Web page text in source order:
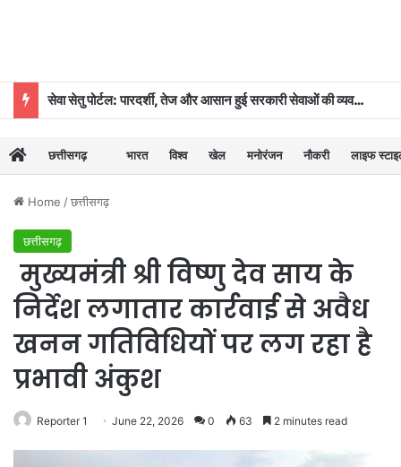
सेवा सेतु पोर्टल: पारदर्शी, तेज और आसान हुई सरकारी सेवाओं की व्यवस्था
छत्तीसगढ़ भारत विश्व खेल मनोरंजन नौकरी लाइफ
Home /छत्तीसगढ़
छत्तीसगढ़
मुख्यमंत्री श्री विष्णु देव साय के
निर्देश लगातार कार्रवाई से अवैध
खनन गतिविधियों पर लग रहा है
प्रभावी अंकुश
Reporter 1 June 22, 2026 0 63 2 minutes read